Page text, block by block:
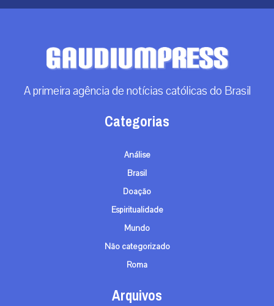
A primeira agência de notícias católicas do Brasil
Categorias
Análise
Brasil
Doação
Espiritualidade
Mundo
Não categorizado
Roma
Arquivos